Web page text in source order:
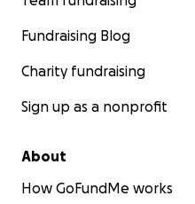
Fundraising Blog
Charity fundraising
Sign up as a nonprofit
About
How GoFundMe works